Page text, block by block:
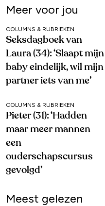
Meer voor jou
COLUMNS & RUBRIEKEN
Seksdagboek van
Laura (34): ‘Slaapt mijn
baby eindelijk, wil mijn
partner iets van me’
COLUMNS & RUBRIEKEN
Pieter (31): ‘Hadden
maar meer mannen
een
ouderschapscursus
gevolgd’
Meest gelezen